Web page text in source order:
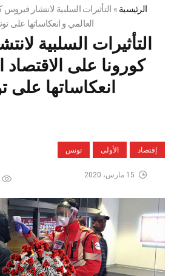
الرئيسية» التأثيرات السلبية لانتشار
العالمي و انعكاساتها على
التأثيرات السلبية
كورونا على الاقتصاد
انعكاساتها
إقتصاد الأولى تونس
15 مارس، 2020